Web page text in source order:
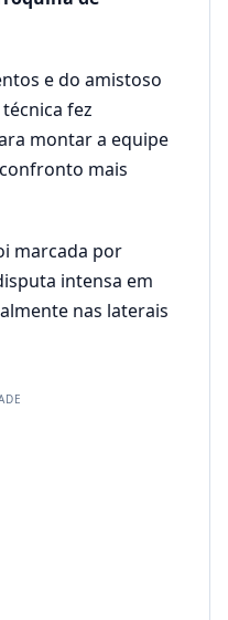
e do amistoso
fez
montar a equipe
mais
marcada por
intensa em
nas laterais